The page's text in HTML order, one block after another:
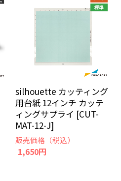
silhouette カッティング
用台紙 12インチ カッテ
ィングサプライ [CUT-
MAT-12-J]
販売価格（税込）
1,650円